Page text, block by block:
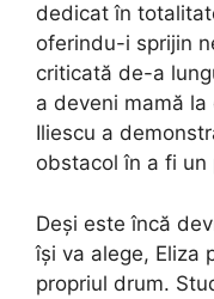
dedicat în
oferindu-i sprijin
criticată de-a
a deveni mamă
Iliescu a
obstacol în a fi un
Deși este încă
își va alege, Eliza
propriul drum.